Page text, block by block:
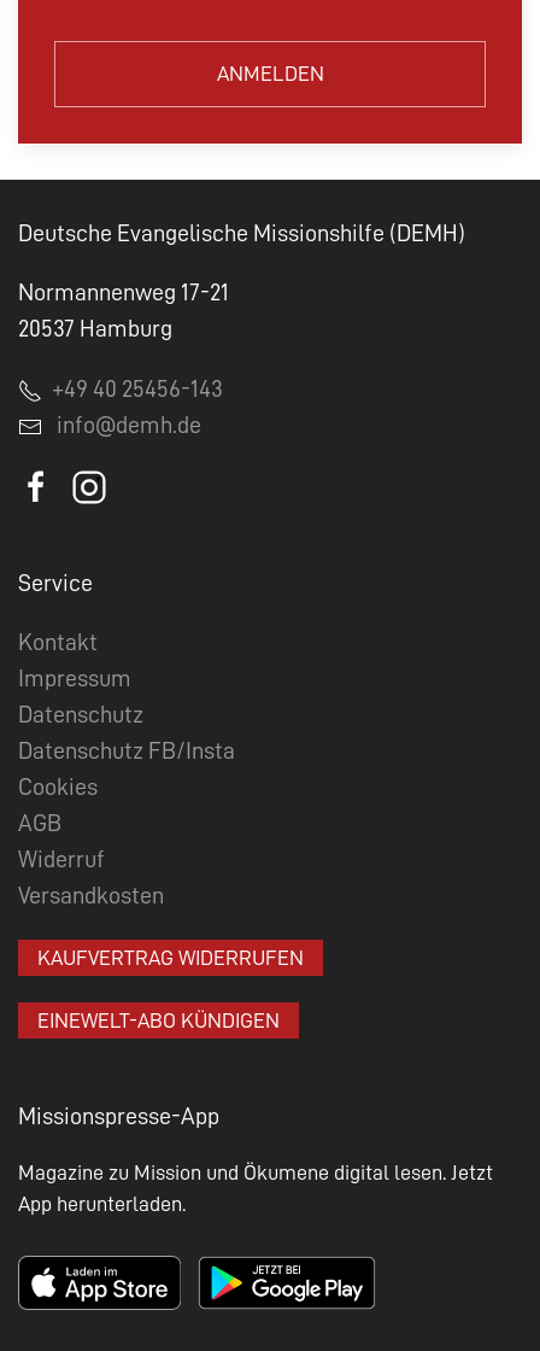
ANMELDEN
Deutsche Evangelische Missionshilfe (DEMH)
Normannenweg 17-21
20537 Hamburg
+49 40 25456-143
info@demh.de
Service
Kontakt
Impressum
Datenschutz
Datenschutz FB/Insta
Cookies
AGB
Widerruf
Versandkosten
KAUFVERTRAG WIDERRUFEN
EINEWELT-ABO KÜNDIGEN
Missionspresse-App
Magazine zu Mission und Ökumene digital lesen. Jetzt
App herunterladen.